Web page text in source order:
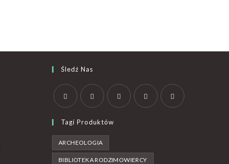
Śledź Nas
Tagi Produktów
ARCHEOLOGIA
BIBLIOTEKA RODZIMOWIERCY